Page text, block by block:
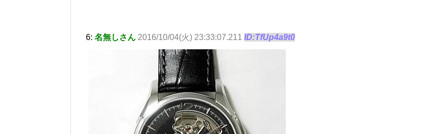
6: 名無しさん 2016/10/04(火) 23:33:07.211 ID:TfUp4a9t0